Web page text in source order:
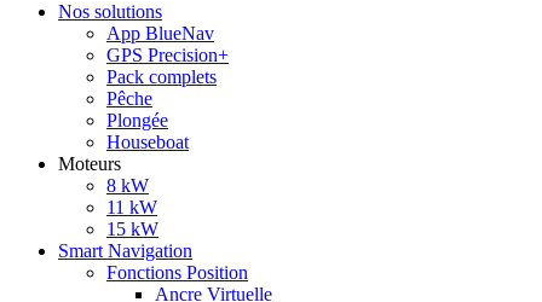
Nos solutions
App BlueNav
GPS Precision+
Pack complets
Pêche
Plongée
Houseboat
Moteurs
8 kW
11 kW
15 kW
Smart Navigation
Fonctions Position
Ancre Virtuelle